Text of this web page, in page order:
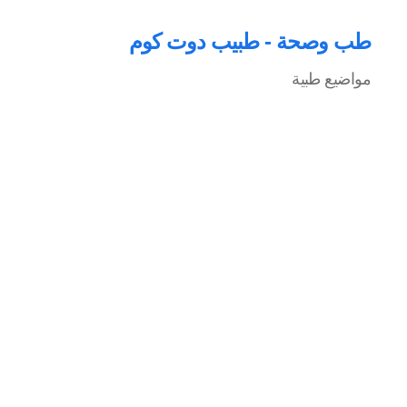
طب وصحة - طبيب دوت كوم
مواضيع طبية